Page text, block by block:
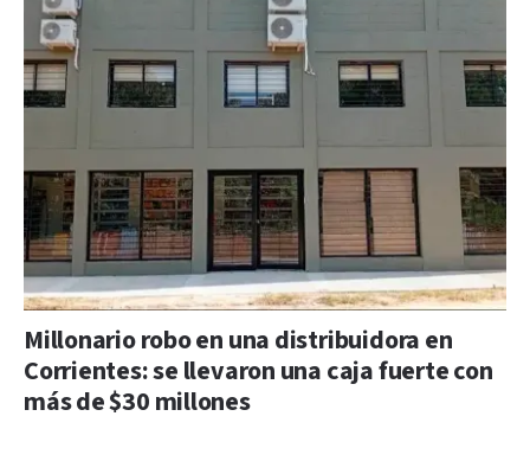
Millonario robo en una distribuidora en
Corrientes: se llevaron una caja fuerte con
más de $30 millones